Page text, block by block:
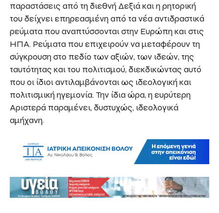
παραστάσεις από τη διεθνή Δεξιά και η ρητορική
του δείχνει επηρεασμένη από τα νέα αντιδραστικά
ρεύματα που αναπτύσσονται στην Ευρώπη και στις
ΗΠΑ. Ρεύματα που επιχειρούν να μεταφέρουν τη
σύγκρουση στο πεδίο των αξιών, των ιδεών, της
ταυτότητας και του πολιτισμού, διεκδικώντας αυτό
που οι ίδιοι αντιλαμβάνονται ως ιδεολογική και
πολιτισμική ηγεμονία. Την ίδια ώρα, η ευρύτερη
Αριστερά παραμένει, δυστυχώς, ιδεολογικά
αμήχανη.